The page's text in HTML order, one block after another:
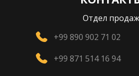
Отдел
+99 890 902 71 02
+99 871 514 16 94